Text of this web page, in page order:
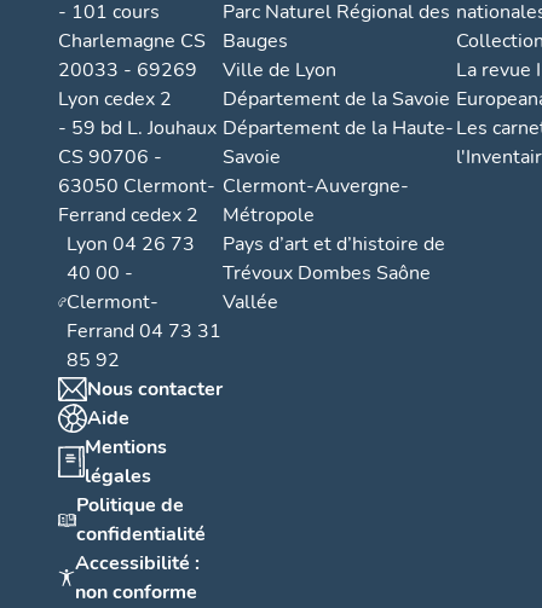
- 101 cours
Charlemagne CS
20033 - 69269
Lyon cedex 2
- 59 bd L. Jouhaux
CS 90706 -
63050 Clermont-
Ferrand cedex 2
Lyon 04 26 73
40 00 -
Clermont-
Ferrand 04 73 31
85 92
Nous contacter
Aide
Mentions
légales
Politique de
confidentialité
Accessibilité :
non conforme
Parc Naturel Régional des
Bauges
Ville de Lyon
Département de la Savoie
Département de la Haute-
Savoie
Clermont-Auvergne-
Métropole
Pays d’art et d’histoire de
Trévoux Dombes Saône
Vallée
La revue
Les